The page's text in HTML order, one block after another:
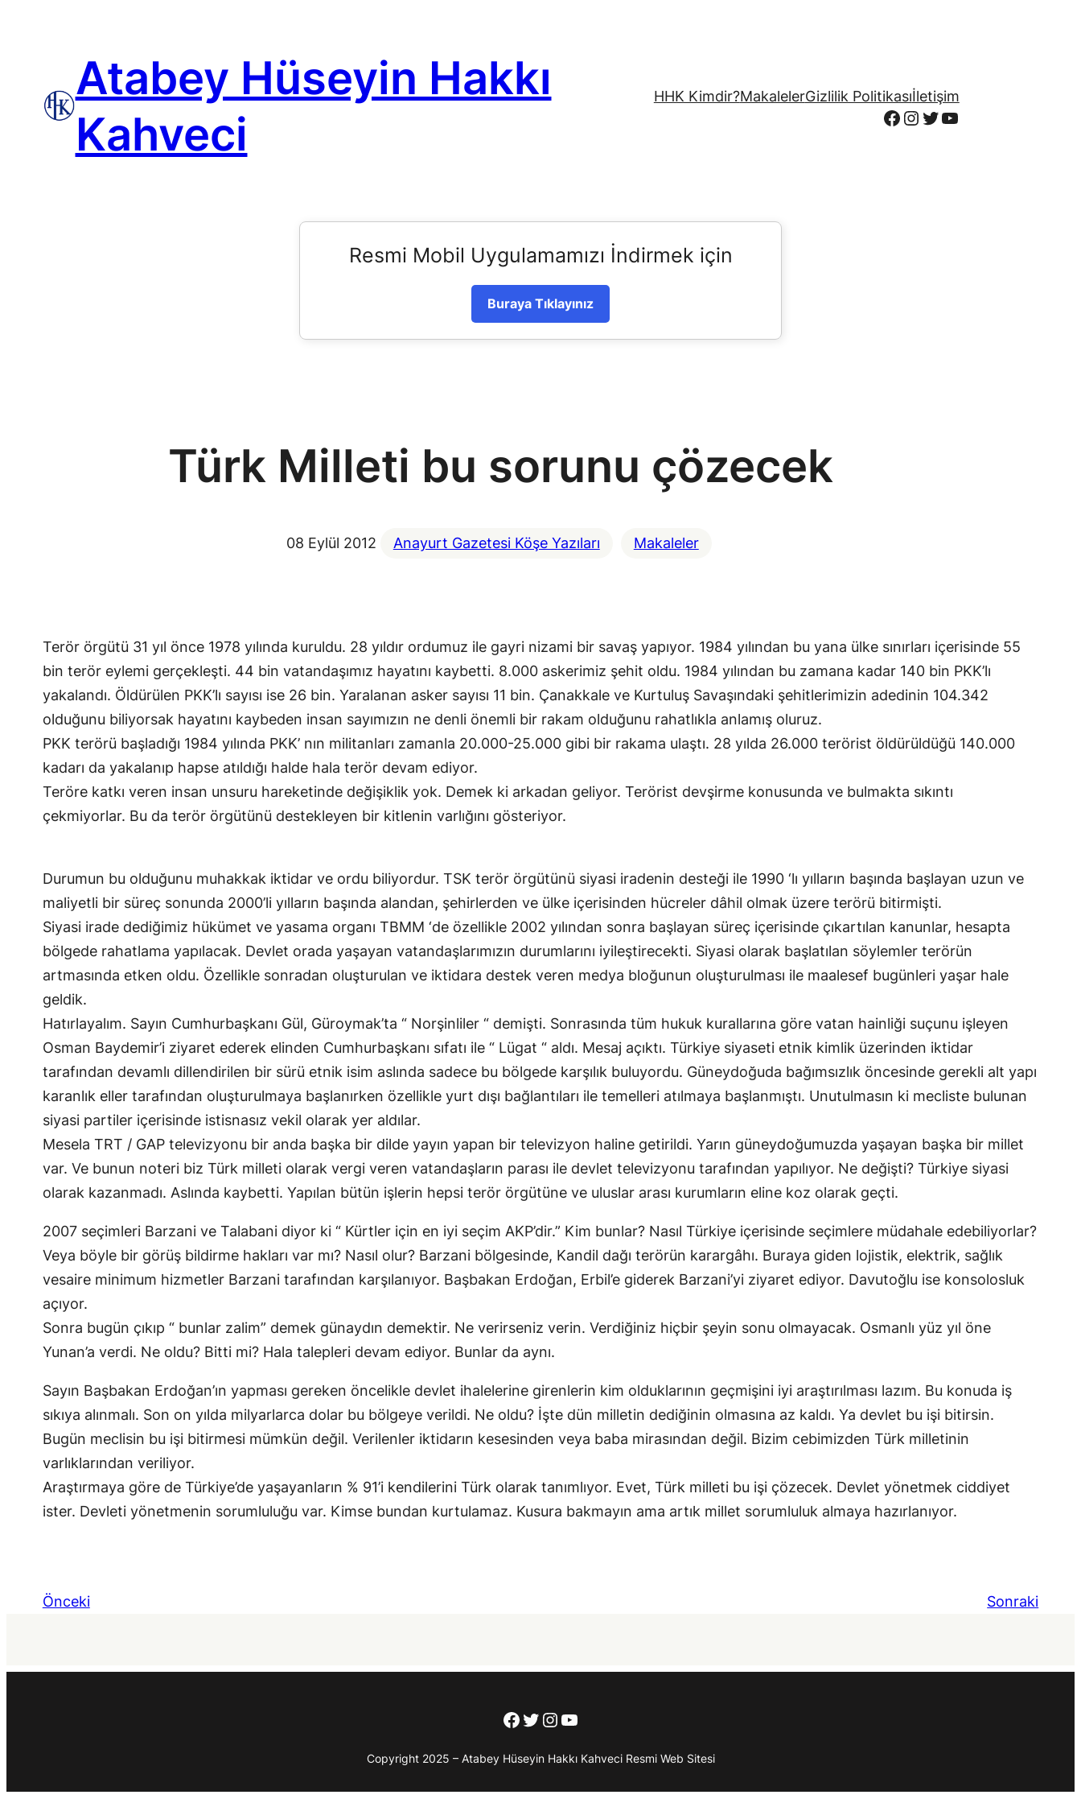
Atabey Hüseyin Hakkı
Kahveci
HHK Kimdir?MakalelerGizlilik Politikasıİletişim
Facebook
Instagram
Twitter
YouTube
Resmi Mobil Uygulamamızı İndirmek için
Buraya Tıklayınız
Türk Milleti bu sorunu çözecek
08 Eylül 2012 Anayurt Gazetesi Köşe Yazıları Makaleler
Terör örgütü 31 yıl önce 1978 yılında kuruldu. 28 yıldır ordumuz ile gayri nizami bir savaş yapıyor. 1984 yılından bu yana ülke sınırları içerisinde 55
bin terör eylemi gerçekleşti. 44 bin vatandaşımız hayatını kaybetti. 8.000 askerimiz şehit oldu. 1984 yılından bu zamana kadar 140 bin PKK’lı
yakalandı. Öldürülen PKK’lı sayısı ise 26 bin. Yaralanan asker sayısı 11 bin. Çanakkale ve Kurtuluş Savaşındaki şehitlerimizin adedinin 104.342
olduğunu biliyorsak hayatını kaybeden insan sayımızın ne denli önemli bir rakam olduğunu rahatlıkla anlamış oluruz.
PKK terörü başladığı 1984 yılında PKK’ nın militanları zamanla 20.000-25.000 gibi bir rakama ulaştı. 28 yılda 26.000 terörist öldürüldüğü 140.000
kadarı da yakalanıp hapse atıldığı halde hala terör devam ediyor.
Teröre katkı veren insan unsuru hareketinde değişiklik yok. Demek ki arkadan geliyor. Terörist devşirme konusunda ve bulmakta sıkıntı
çekmiyorlar. Bu da terör örgütünü destekleyen bir kitlenin varlığını gösteriyor.
Durumun bu olduğunu muhakkak iktidar ve ordu biliyordur. TSK terör örgütünü siyasi iradenin desteği ile 1990 ‘lı yılların başında başlayan uzun ve
maliyetli bir süreç sonunda 2000’li yılların başında alandan, şehirlerden ve ülke içerisinden hücreler dâhil olmak üzere terörü bitirmişti.
Siyasi irade dediğimiz hükümet ve yasama organı TBMM ‘de özellikle 2002 yılından sonra başlayan süreç içerisinde çıkartılan kanunlar, hesapta
bölgede rahatlama yapılacak. Devlet orada yaşayan vatandaşlarımızın durumlarını iyileştirecekti. Siyasi olarak başlatılan söylemler terörün
artmasında etken oldu. Özellikle sonradan oluşturulan ve iktidara destek veren medya bloğunun oluşturulması ile maalesef bugünleri yaşar hale
geldik.
Hatırlayalım. Sayın Cumhurbaşkanı Gül, Güroymak’ta “ Norşinliler “ demişti. Sonrasında tüm hukuk kurallarına göre vatan hainliği suçunu işleyen
Osman Baydemir’i ziyaret ederek elinden Cumhurbaşkanı sıfatı ile “ Lügat “ aldı. Mesaj açıktı. Türkiye siyaseti etnik kimlik üzerinden iktidar
tarafından devamlı dillendirilen bir sürü etnik isim aslında sadece bu bölgede karşılık buluyordu. Güneydoğuda bağımsızlık öncesinde gerekli alt yapı
karanlık eller tarafından oluşturulmaya başlanırken özellikle yurt dışı bağlantıları ile temelleri atılmaya başlanmıştı. Unutulmasın ki mecliste bulunan
siyasi partiler içerisinde istisnasız vekil olarak yer aldılar.
Mesela TRT / GAP televizyonu bir anda başka bir dilde yayın yapan bir televizyon haline getirildi. Yarın güneydoğumuzda yaşayan başka bir millet
var. Ve bunun noteri biz Türk milleti olarak vergi veren vatandaşların parası ile devlet televizyonu tarafından yapılıyor. Ne değişti? Türkiye siyasi
olarak kazanmadı. Aslında kaybetti. Yapılan bütün işlerin hepsi terör örgütüne ve uluslar arası kurumların eline koz olarak geçti.
2007 seçimleri Barzani ve Talabani diyor ki “ Kürtler için en iyi seçim AKP’dir.” Kim bunlar? Nasıl Türkiye içerisinde seçimlere müdahale edebiliyorlar?
Veya böyle bir görüş bildirme hakları var mı? Nasıl olur? Barzani bölgesinde, Kandil dağı terörün karargâhı. Buraya giden lojistik, elektrik, sağlık
vesaire minimum hizmetler Barzani tarafından karşılanıyor. Başbakan Erdoğan, Erbil’e giderek Barzani’yi ziyaret ediyor. Davutoğlu ise konsolosluk
açıyor.
Sonra bugün çıkıp “ bunlar zalim” demek günaydın demektir. Ne verirseniz verin. Verdiğiniz hiçbir şeyin sonu olmayacak. Osmanlı yüz yıl öne
Yunan’a verdi. Ne oldu? Bitti mi? Hala talepleri devam ediyor. Bunlar da aynı.
Sayın Başbakan Erdoğan’ın yapması gereken öncelikle devlet ihalelerine girenlerin kim olduklarının geçmişini iyi araştırılması lazım. Bu konuda iş
sıkıya alınmalı. Son on yılda milyarlarca dolar bu bölgeye verildi. Ne oldu? İşte dün milletin dediğinin olmasına az kaldı. Ya devlet bu işi bitirsin.
Bugün meclisin bu işi bitirmesi mümkün değil. Verilenler iktidarın kesesinden veya baba mirasından değil. Bizim cebimizden Türk milletinin
varlıklarından veriliyor.
Araştırmaya göre de Türkiye’de yaşayanların % 91’i kendilerini Türk olarak tanımlıyor. Evet, Türk milleti bu işi çözecek. Devlet yönetmek ciddiyet
ister. Devleti yönetmenin sorumluluğu var. Kimse bundan kurtulamaz. Kusura bakmayın ama artık millet sorumluluk almaya hazırlanıyor.
Önceki Sonraki
Facebook
Twitter
Instagram
YouTube
Copyright 2025 – Atabey Hüseyin Hakkı Kahveci Resmi Web Sitesi